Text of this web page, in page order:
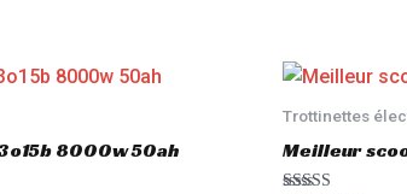
o
u
o
f
5
8000w 50ah
Trottinettes
Meilleur